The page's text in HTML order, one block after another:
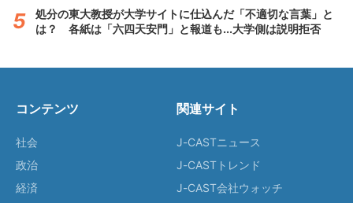
処分の東大教授が大学サイトに仕込んだ「不適切な言葉」と
は？ 各紙は「六四天安門」と報道も...大学側は説明拒否
コンテンツ
社会
政治
経済
関連サイト
J-CASTニュース
J-CASTトレンド
J-CAST会社ウォッチ